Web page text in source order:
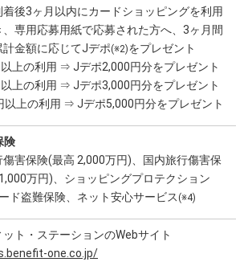
着後3ヶ月以内にカードショッピングを利用
、専用応募用紙で応募された方へ、3ヶ月間
計金額に応じてJデポ(※2)をプレゼント
以上の利用 ⇒ Jデポ2,000円分をプレゼント
以上の利用 ⇒ Jデポ3,000円分をプレゼント
以上の利用 ⇒ Jデポ5,000円分をプレゼント
険
傷害保険(最高 2,000万円)、国内旅行傷害保
万円)、ショッピングプロテクション
ード盗難保険、ネット安心サービス (※4)
ト・ステーションのWebサイト
one.co.jp/